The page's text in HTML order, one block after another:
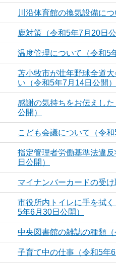
川沿体育館の換気設備に
鹿対策（令和5年7月20日公
温度管理について（令和5
苫小牧市が壮年野球全道
い（令和5年7月14日公開）
感謝の気持ちをお伝えし
公開）
こども会議について（令和
指定管理者労働基準法違
日公開）
マイナンバーカードの受
市役所内トイレに手を拭
5年6月30日公開）
中央図書館の雑誌の種類（
子育て中の仕事（令和5年6